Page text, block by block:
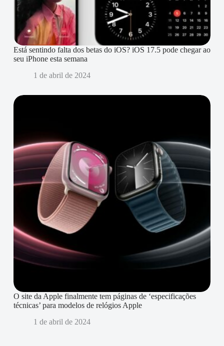
Está sentindo falta dos betas do iOS? iOS 17.5 pode chegar ao
seu iPhone esta semana
1 de abril de 2024
O site da Apple finalmente tem páginas de ‘especificações
técnicas’ para modelos de relógios Apple
1 de abril de 2024